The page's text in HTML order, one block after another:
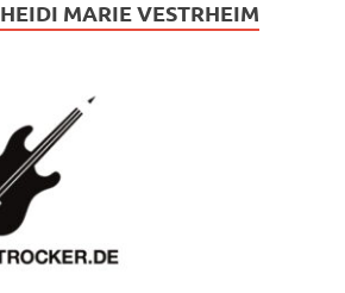
HEIDI MARIE VESTRHEIM